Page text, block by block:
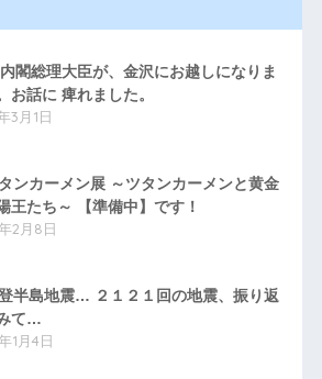
閣総理大臣が、金沢にお越しになりま
お話に 痺れました。
3月1日
ンカーメン展 ～ツタンカーメンと黄金
王たち～ 【準備中】です！
2月8日
半島地震… ２１２１回の地震、振り返
て…
1月4日